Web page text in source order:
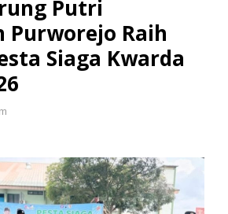
Kontingen
Purworejo
Raih
Juara
2026
Putri
Purworejo Raih
Siaga Kwarda